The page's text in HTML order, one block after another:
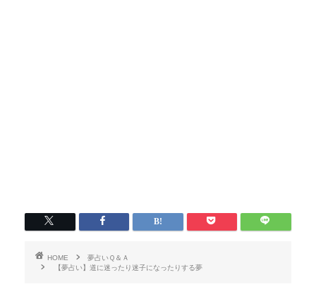
HOME
夢占いＱ＆Ａ
【夢占い】道に迷ったり迷子になったりする夢